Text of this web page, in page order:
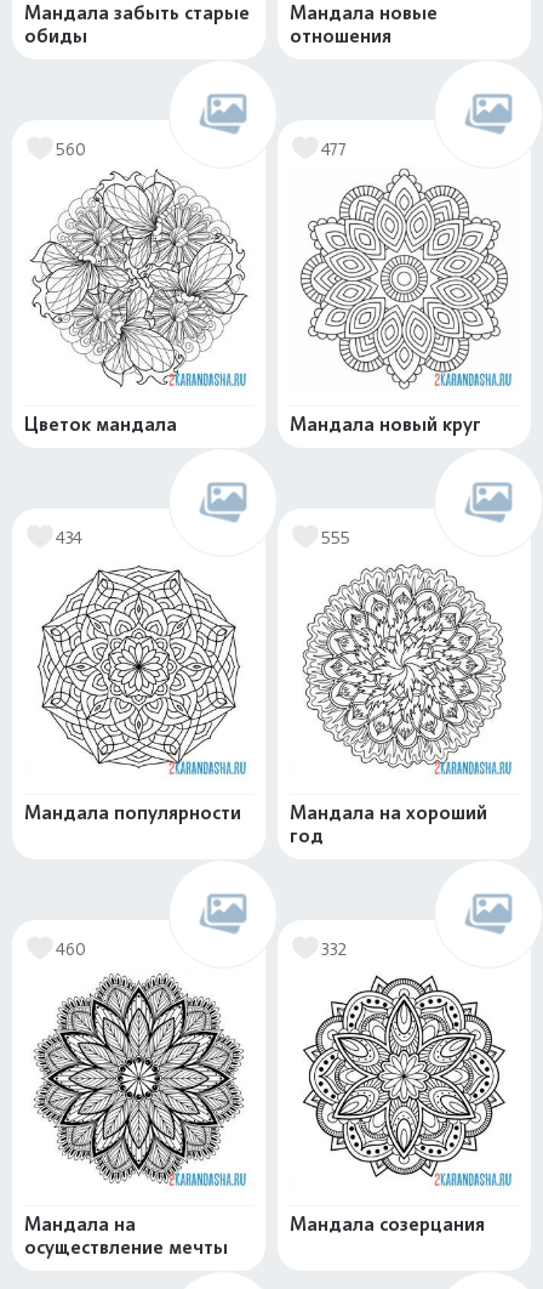
Мандала забыть старые
обиды
Мандала новые
отношения
560
Цветок мандала
477
Мандала новый круг
434
Мандала популярности
555
Мандала на хороший
год
460
Мандала на
осуществление мечты
332
Мандала созерцания